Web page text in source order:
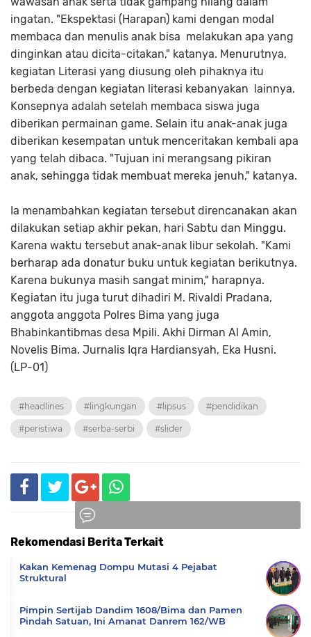
ingatan. "Ekspektasi (Harapan) kami dengan modal
membaca dan menulis anak bisa melakukan apa yang
dinginkan atau dicita-citakan," katanya. Menurutnya,
kegiatan Literasi yang diusung oleh pihaknya itu
berbeda dengan kegiatan literasi kebanyakan lainnya.
Konsepnya adalah setelah membaca siswa juga
diberikan permainan game. Selain itu anak-anak juga
diberikan kesempatan untuk menceritakan kembali apa
yang telah dibaca. "Tujuan ini merangsang pikiran
anak, sehingga tidak membuat mereka jenuh," katanya.
Ia menambahkan kegiatan tersebut direncanakan akan
dilakukan setiap akhir pekan, hari Sabtu dan Minggu.
Karena waktu tersebut anak-anak libur sekolah. "Kami
berharap ada donatur buku untuk kegiatan berikutnya.
Karena bukunya masih sangat minim," harapnya.
Kegiatan itu juga turut dihadiri M. Rivaldi Pradana,
anggota anggota Polres Bima yang juga
Bhabinkantibmas desa Mpili. Akhi Dirman Al Amin,
Novelis Bima. Jurnalis Iqra Hardiansyah, Eka Husni.
(LP-01)
#headlines #lingkungan #lipsus #pendidikan
#peristiwa #serba-serbi #slider
Rekomendasi Berita Terkait
Kakan Kemenag Dompu Mutasi 4 Pejabat
Struktural
Pimpin Sertijab Dandim 1608/Bima dan Pamen
Pindah Satuan, Ini Amanat Danrem 162/WB